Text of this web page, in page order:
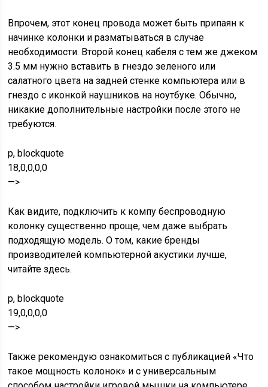
Впрочем, этот конец провода может быть припаян к
начинке колонки и разматываться в случае
необходимости. Второй конец кабеля с тем же джеком
3.5 мм нужно вставить в гнездо зеленого или
салатного цвета на задней стенке компьютера или в
гнездо с иконкой наушников на ноутбуке. Обычно,
никакие дополнительные настройки после этого не
требуются.
p, blockquote
18,0,0,0,0
—>
Как видите, подключить к компу беспроводную
колонку существенно проще, чем даже выбрать
подходящую модель. О том, какие бренды
производителей компьютерной акустики лучше,
читайте здесь.
p, blockquote
19,0,0,0,0
—>
Также рекомендую ознакомиться с публикацией «Что
такое мощность колонок» и с универсальным